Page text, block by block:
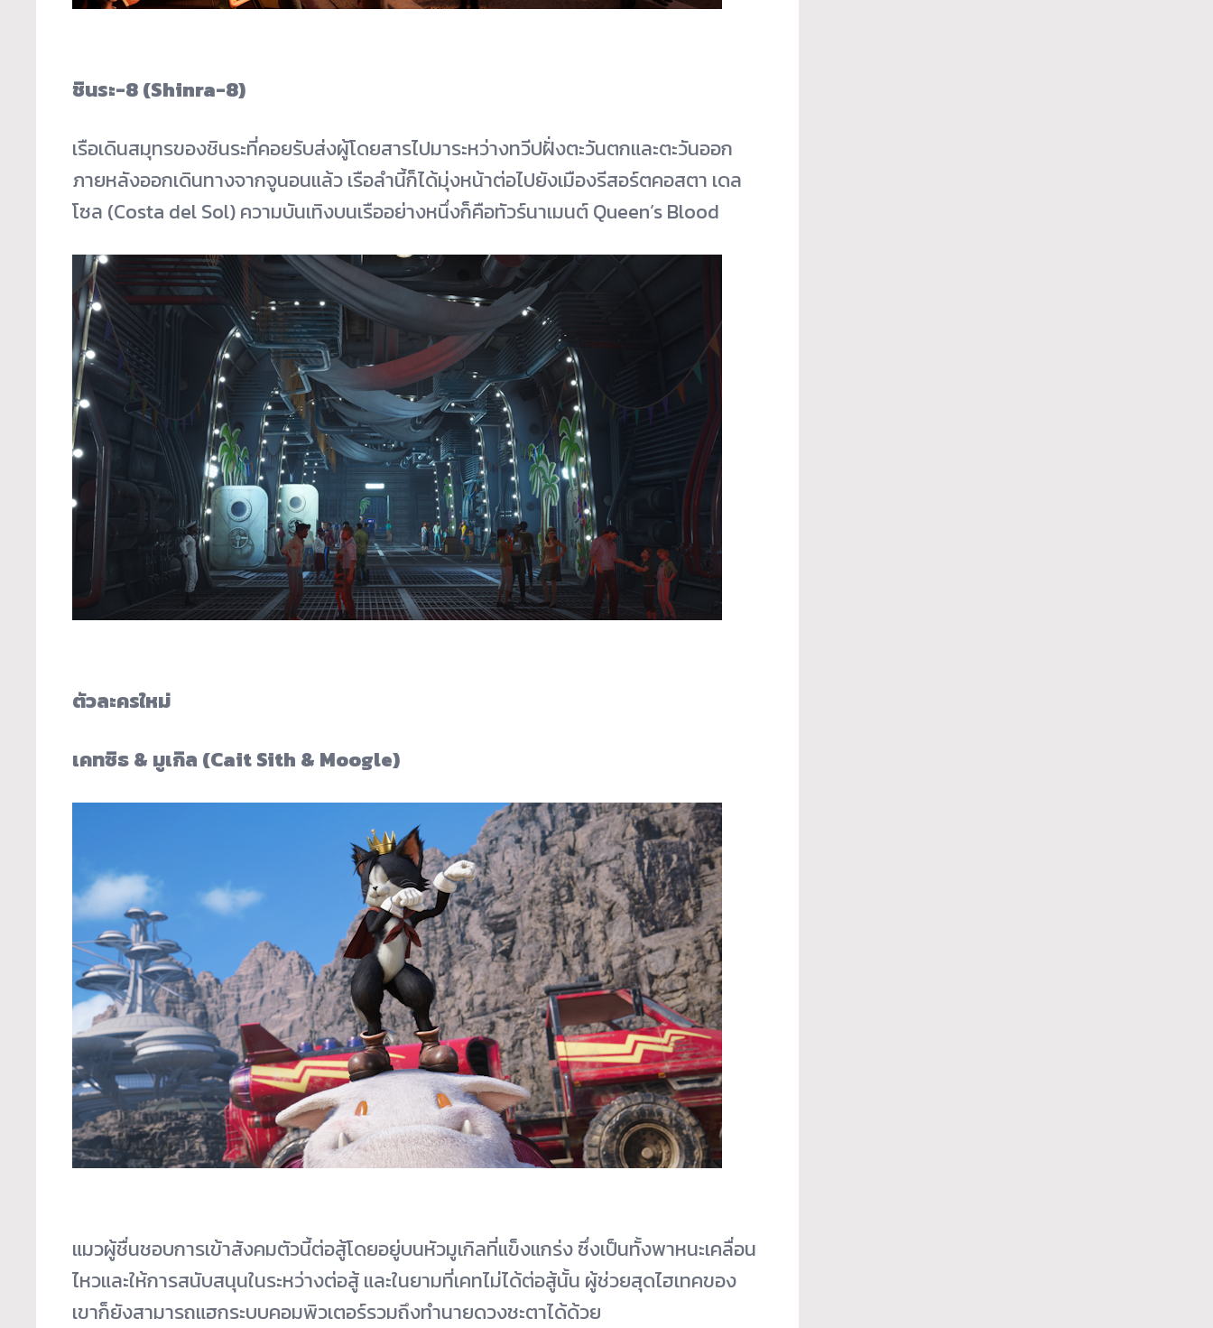
ชินระ-8 (Shinra-8)
เรือเดินสมุทรของชินระที่คอยรับส่งผู้โดยสารไปมาระหว่างทวีปฝั่งตะวันตกและตะวันออก
ภายหลังออกเดินทางจากจูนอนแล้ว เรือลำนี้ก็ได้มุ่งหน้าต่อไปยังเมืองรีสอร์ตคอสตา เดล
โซล (Costa del Sol) ความบันเทิงบนเรืออย่างหนึ่งก็คือทัวร์นาเมนต์ Queen’s Blood
ตัวละครใหม่
เคทซิธ & มูเกิล (Cait Sith & Moogle)
แมวผู้ชื่นชอบการเข้าสังคมตัวนี้ต่อสู้โดยอยู่บนหัวมูเกิลที่แข็งแกร่ง ซึ่งเป็นทั้งพาหนะเคลื่อน
ไหวและให้การสนับสนุนในระหว่างต่อสู้ และในยามที่เคทไม่ได้ต่อสู้นั้น ผู้ช่วยสุดไฮเทคของ
เขาก็ยังสามารถแฮกระบบคอมพิวเตอร์รวมถึงทำนายดวงชะตาได้ด้วย